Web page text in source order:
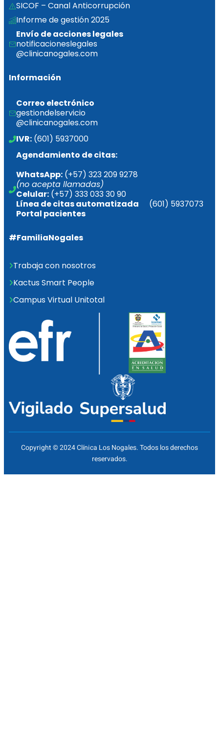
SICOF – Canal Anticorrupción
Informe de gestión 2025
Envío de acciones legales
notificacioneslegales
@clinicanogales.com
Información
Correo electrónico
gestiondelservicio
@clinicanogales.com
IVR: (601) 5937000
Agendamiento de citas:
WhatsApp: (+57) 323 209 9278
(no acepta llamadas)
Celular: (+57) 333 033 30 90
Línea de citas automatizada (601) 5937073
Portal pacientes
#FamiliaNogales
Trabaja con nosotros
Kactus Smart People
Campus Virtual Unitotal
Copyright © 2024 Clínica Los Nogales. Todos los derechos
reservados.